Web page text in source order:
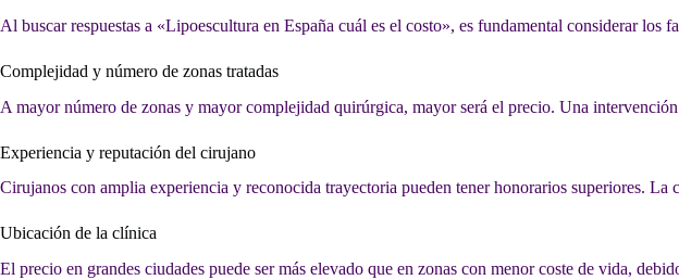
Al buscar respuestas a «Lipoescultura en España cuál es el costo», es fundamental considerar los
Complejidad y número de zonas tratadas
A mayor número de zonas y mayor complejidad quirúrgica, mayor será el precio. Una
Experiencia y reputación del cirujano
Cirujanos con amplia experiencia y reconocida trayectoria pueden tener honorarios superiores. La
Ubicación de la clínica
El precio en grandes ciudades puede ser más elevado que en zonas con menor coste de vida,